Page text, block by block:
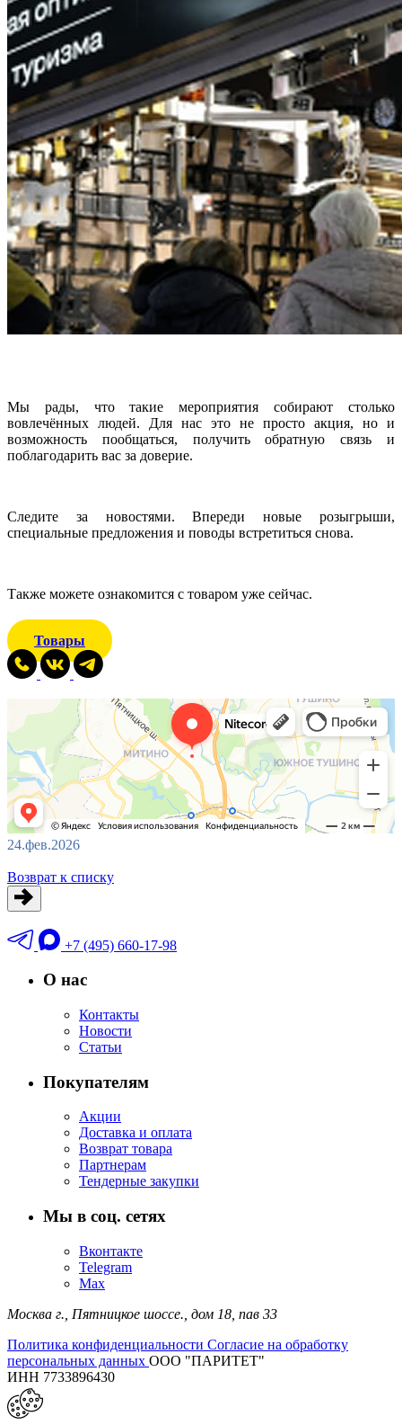
Мы рады, что такие мероприятия собирают столько
вовлечённых людей. Для нас это не просто акция, но и
возможность пообщаться, получить обратную связь и
поблагодарить вас за доверие.
Следите за новостями. Впереди новые розыгрыши,
специальные предложения и поводы встретиться снова.
Также можете ознакомится с товаром уже сейчас.
Товары
24.фев.2026
Возврат к списку
+7 (495) 660-17-98
О нас
Контакты
Новости
Статьи
Покупателям
Акции
Доставка и оплата
Возврат товара
Партнерам
Тендерные закупки
Мы в соц. сетях
Вконтакте
Telegram
Max
Москва г., Пятницкое шоссе., дом 18, пав 33
Политика конфиденциальности Согласие на обработку
персональных данных ООО "ПАРИТЕТ"
ИНН 7733896430